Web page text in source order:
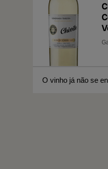
O vinho já não se